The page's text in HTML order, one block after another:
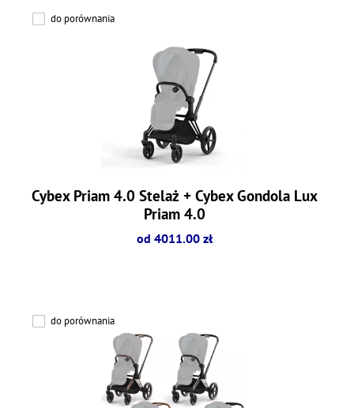
do porównania
Cybex Priam 4.0 Stelaż + Cybex Gondola Lux
Priam 4.0
od 4011.00 zł
do porównania